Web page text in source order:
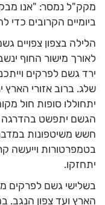
מקק"ל נמסר: "אנו
ביומיים הקרובים כדי
הלילה בצפון צפויים
לאורך מישור החוף
ירד גשם לפרקים
שלג. ברוב אזורי הארץ
יתחוללו סופות חול
הגשם יתפשט בהדרגה
חשש משיטפונות
בטמפרטורות וייעשה
יתחזקו.
בשלישי גשם לפרקים
הארץ ועד צפון הנגב.